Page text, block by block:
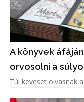
A könyvek
orvosolni a
Túl keveset olvasnak